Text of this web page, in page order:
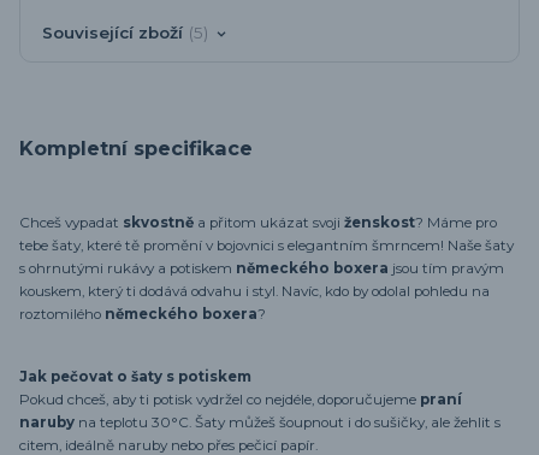
Související zboží 5
Kompletní specifikace
Chceš vypadat skvostně a přitom ukázat svoji ženskost? Máme pro
tebe šaty, které tě promění v bojovnici s elegantním šmrncem! Naše šaty
s ohrnutými rukávy a potiskem německého boxera jsou tím pravým
kouskem, který ti dodává odvahu i styl. Navíc, kdo by odolal pohledu na
roztomilého německého boxera?
Jak pečovat o šaty s potiskem
Pokud chceš, aby ti potisk vydržel co nejdéle, doporučujeme praní
naruby na teplotu 30°C. Šaty můžeš šoupnout i do sušičky, ale žehlit s
citem, ideálně naruby nebo přes pečicí papír.